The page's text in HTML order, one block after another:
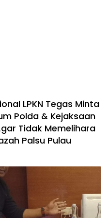
LPKN Tegas Minta
Polda & Kejaksaan
Tidak Memelihara
Palsu Pulau